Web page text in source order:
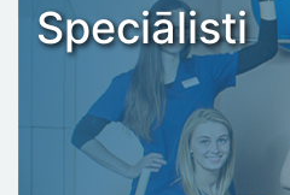
Speciālisti